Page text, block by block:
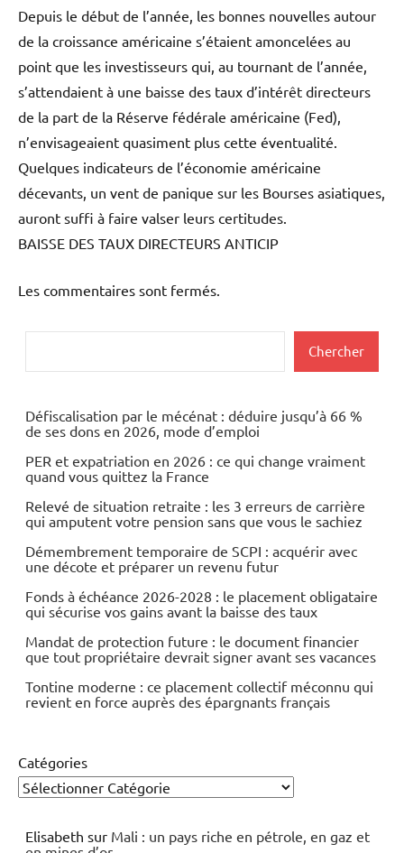
Depuis le début de l’année, les bonnes nouvelles autour
de la croissance américaine s’étaient amoncelées au
point que les investisseurs qui, au tournant de l’année,
s’attendaient à une baisse des taux d’intérêt directeurs
de la part de la Réserve fédérale américaine (Fed),
n’envisageaient quasiment plus cette éventualité.
Quelques indicateurs de l’économie américaine
décevants, un vent de panique sur les Bourses asiatiques,
auront suffi à faire valser leurs certitudes.
BAISSE DES TAUX DIRECTEURS ANTICIP
Les commentaires sont fermés.
Chercher
Défiscalisation par le mécénat : déduire jusqu’à 66 %
de ses dons en 2026, mode d’emploi
PER et expatriation en 2026 : ce qui change vraiment
quand vous quittez la France
Relevé de situation retraite : les 3 erreurs de carrière
qui amputent votre pension sans que vous le sachiez
Démembrement temporaire de SCPI : acquérir avec
une décote et préparer un revenu futur
Fonds à échéance 2026-2028 : le placement obligataire
qui sécurise vos gains avant la baisse des taux
Mandat de protection future : le document financier
que tout propriétaire devrait signer avant ses vacances
Tontine moderne : ce placement collectif méconnu qui
revient en force auprès des épargnants français
Catégories
Elisabeth sur Mali : un pays riche en pétrole, en gaz et